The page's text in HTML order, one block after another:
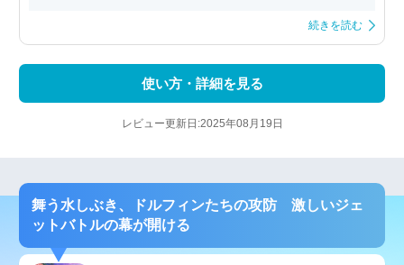
続きを読む
使い方・詳細を見る
レビュー更新日:2025年08月19日
舞う水しぶき、ドルフィンたちの攻防 激しいジェ
ットバトルの幕が開ける